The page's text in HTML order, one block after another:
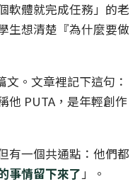
軟體就完成任務」的老
生想清楚『為什麼要做
。文章裡記下這句：
他 PUTA，是年輕創作
有一個共通點：他們都
事情留下來了 」。